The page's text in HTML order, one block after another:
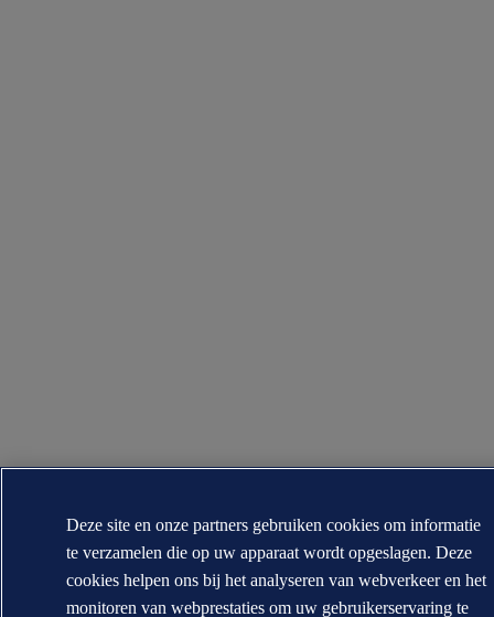
Deze site en onze partners gebruiken cookies om informatie
te verzamelen die op uw apparaat wordt opgeslagen. Deze
cookies helpen ons bij het analyseren van webverkeer en het
monitoren van webprestaties om uw gebruikerservaring te